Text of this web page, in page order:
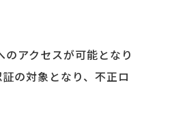
アクセスが可能となり
の対象となり、不正ロ